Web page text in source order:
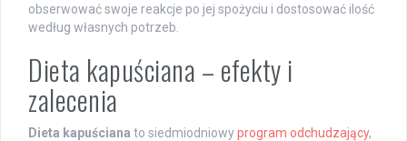
obserwować swoje reakcje po jej spożyciu i dostosować ilość
według własnych potrzeb.
Dieta kapuściana – efekty i
zalecenia
Dieta kapuściana to siedmiodniowyprogram odchudzający,